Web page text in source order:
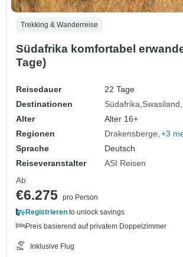
Trekking & Wanderreise
Südafrika komfortabel
Tage)
Reisedauer
22 Tage
Destinationen
Südafrika Swasiland
Alter
Alter 16+
Regionen
Drakensberge +3
Sprache
Deutsch
Reiseveranstalter
ASI Reisen
Ab
€6.275 pro Person
Registrieren to unlock savings
Preis basierend auf privatem Doppelzimmer
Inklusive Flug